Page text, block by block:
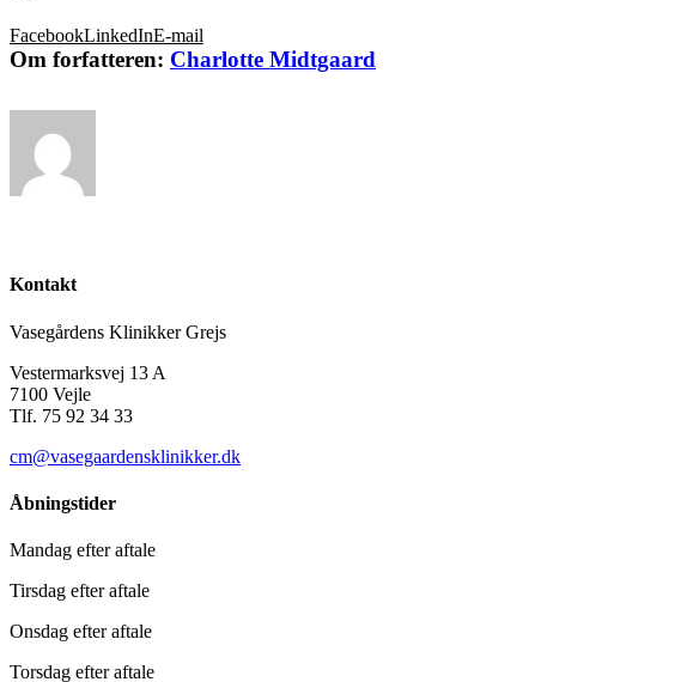
FacebookLinkedInE-mail
Om forfatteren: Charlotte Midtgaard
Kontakt
Vasegårdens Klinikker Grejs
Vestermarksvej 13 A
7100 Vejle
Tlf. 75 92 34 33
cm@vasegaardensklinikker.dk
Åbningstider
Mandag efter aftale
Tirsdag efter aftale
Onsdag efter aftale
Torsdag efter aftale